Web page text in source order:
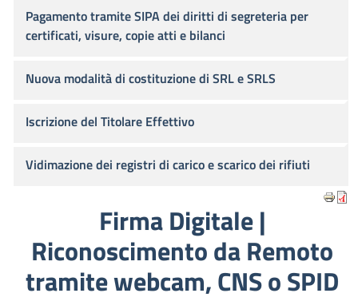
Pagamento tramite SIPA dei diritti di segreteria per
certificati, visure, copie atti e bilanci
Nuova modalità di costituzione di SRL e SRLS
Iscrizione del Titolare Effettivo
Vidimazione dei registri di carico e scarico dei rifiuti
Firma Digitale |
Riconoscimento da Remoto
tramite webcam, CNS o SPID